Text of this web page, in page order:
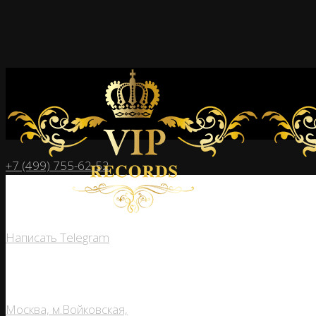
+7 (499) 755-62-52
Написать Telegram
Москва, м.Войковская,